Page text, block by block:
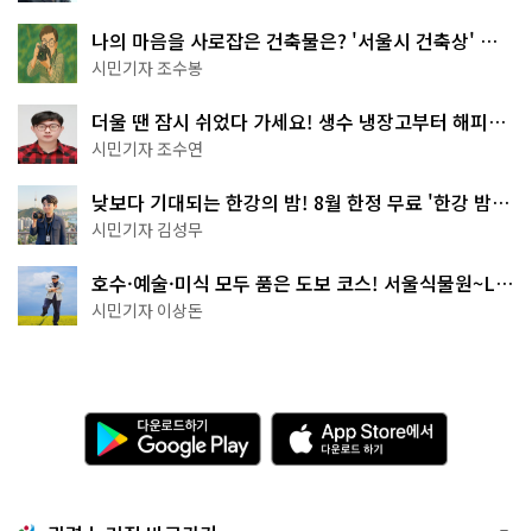
나의 마음을 사로잡은 건축물은? '서울시 건축상' 수
상작 공개!
시민기자 조수봉
더울 땐 잠시 쉬었다 가세요! 생수 냉장고부터 해피소
·무더위쉼터까지
시민기자 조수연
낮보다 기대되는 한강의 밤! 8월 한정 무료 '한강 밤
핑' 예약은?
시민기자 김성무
호수·예술·미식 모두 품은 도보 코스! 서울식물원~LG
아트센터~마곡테라스거리
시민기자 이상돈
다
운
로
기
A
p
p